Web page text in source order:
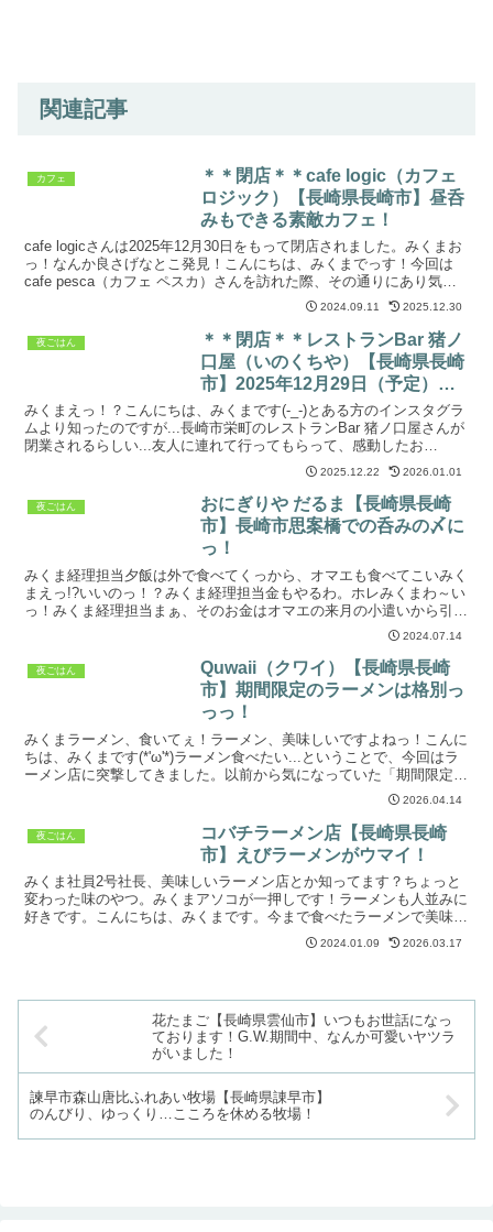
関連記事
カフェ
＊＊閉店＊＊cafe logic（カフェ
ロジック）【長崎県長崎市】昼呑
みもできる素敵カフェ！
cafe logicさんは2025年12月30日をもって閉店されました。みくまお
っ！なんか良さげなとこ発見！こんにちは、みくまでっす！今回は
cafe pesca（カフェ ペスカ）さんを訪れた際、その通りにあり気に
2024.09.11 2025.12.30
夜ごはん
＊＊閉店＊＊レストランBar 猪ノ
口屋（いのくちや）【長崎県長崎
市】2025年12月29日（予定）ま
でっ！
みくまえっ！？こんにちは、みくまです(-_-)とある方のインスタグラ
ムより知ったのですが...長崎市栄町のレストランBar 猪ノ口屋さんが
閉業されるらしい...友人に連れて行ってもらって、感動したお
店...・・・と、いうことで！いてもたって...
2025.12.22 2026.01.01
夜ごはん
おにぎりや だるま【長崎県長崎
市】長崎市思案橋での呑みの〆に
っ！
みくま経理担当夕飯は外で食べてくっから、オマエも食べてこいみく
まえっ!?いいのっ！？みくま経理担当金もやるわ。ホレみくまわ～い
っ！みくま経理担当まぁ、そのお金はオマエの来月の小遣いから引く
けどなみくまえ・・・？こんにちは、みくまでっす！今回...2024.07.14
夜ごはん
Quwaii（クワイ）【長崎県長崎
市】期間限定のラーメンは格別っ
っっ！
みくまラーメン、食いてぇ！ラーメン、美味しいですよねっ！こんに
ちは、みくまです(*'ω'*)ラーメン食べたい...ということで、今回はラ
ーメン店に突撃してきました。以前から気になっていた「期間限定」
2026.04.14
夜ごはん
コバチラーメン店【長崎県長崎
市】えびラーメンがウマイ！
みくま社員2号社長、美味しいラーメン店とか知ってます？ちょっと
変わった味のやつ。みくまアソコが一押しです！ラーメンも人並みに
好きです。こんにちは、みくまです。今まで食べたラーメンで美味し
かったのは、やっぱり博多で食べた豚骨ラーメン。次点では...
2024.01.09 2026.03.17
花たまご【長崎県雲仙市】いつもお世話になっ
ております！G.W.期間中、なんか可愛いヤツラ
がいました！
諫早市森山唐比ふれあい牧場【長崎県諌早市】
のんびり、ゆっくり…こころを休める牧場！